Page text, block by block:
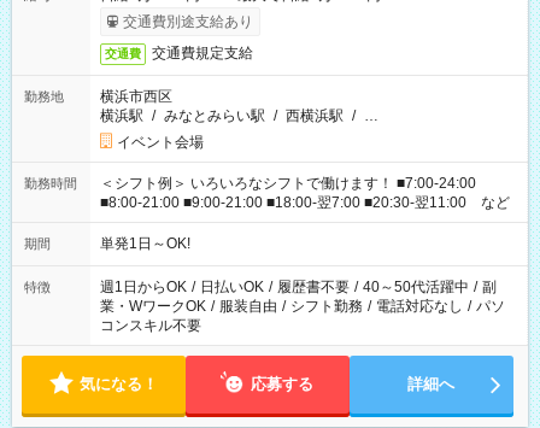
交通費別途支給あり
交通費 交通費規定支給
勤務地
横浜市西区
横浜駅 / みなとみらい駅 / 西横浜駅 / …
イベント会場
勤務時間
＜シフト例＞ いろいろなシフトで働けます！ ■7:00-24:00
■8:00-21:00 ■9:00-21:00 ■18:00-翌7:00 ■20:30-翌11:00 など
期間 単発1日～OK!
特徴 週1日からOK / 日払いOK / 履歴書不要 / 40～50代活躍中 / 副
業・WワークOK / 服装自由 / シフト勤務 / 電話対応なし / パソ
コンスキル不要
気になる！ 応募する 詳細へ